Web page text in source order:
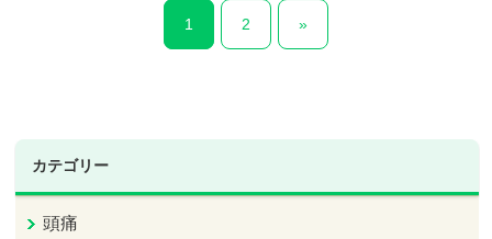
1 2 »
カテゴリー
頭痛